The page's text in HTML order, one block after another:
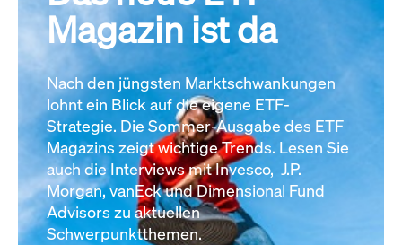
Magazin ist da
Nach den jüngsten Marktschwankungen
lohnt ein Blick auf die eigene ETF-
Strategie. Die Sommer-Ausgabe des ETF
Magazins zeigt wichtige Trends. Lesen Sie
auch die Interviews mit Invesco, J.P.
Morgan, vanEck und Dimensional Fund
Advisors zu aktuellen
Schwerpunktthemen.